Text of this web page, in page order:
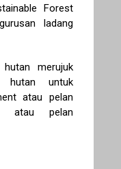
Forest
ladang
merujuk
hutan untuk
atau pelan
atau pelan